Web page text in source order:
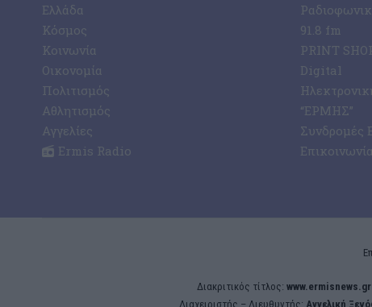
Ελλάδα
Κόσμος
Κοινωνία
Οικονομία
Πολιτισμός
Αθλητισμός
Αγγελίες
Ermis Radio
91.8 fm
PRINT
Digital
“ΕΡΜΗΣ”
Συνδρομές
Επικοινωνία
Διακριτικός τίτλος: www.ermisnews.gr
Διαχειριστής – Διευθυντής: Αγγελική